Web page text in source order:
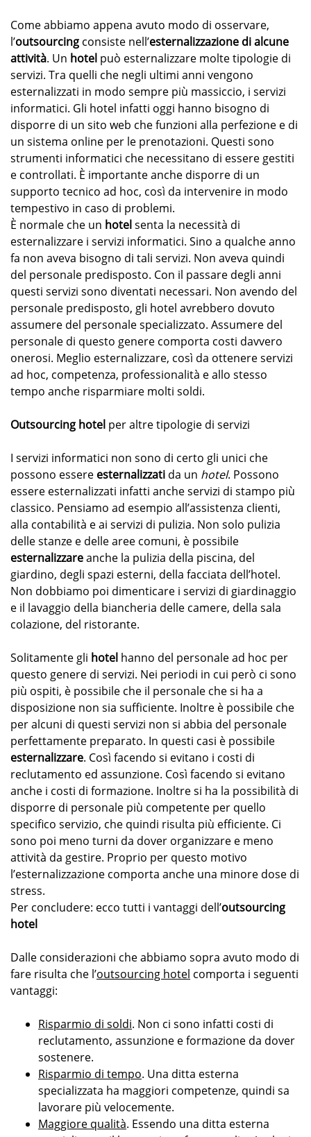
Come abbiamo appena avuto modo di osservare,
l’outsourcing consiste nell’esternalizzazione di alcune
attività. Un hotel può esternalizzare molte tipologie di
servizi. Tra quelli che negli ultimi anni vengono
esternalizzati in modo sempre più massiccio, i servizi
informatici. Gli hotel infatti oggi hanno bisogno di
disporre di un sito web che funzioni alla perfezione e di
un sistema online per le prenotazioni. Questi sono
strumenti informatici che necessitano di essere gestiti
e controllati. È importante anche disporre di un
supporto tecnico ad hoc, così da intervenire in modo
tempestivo in caso di problemi.
È normale che un hotelsenta la necessità di
esternalizzare i servizi informatici. Sino a qualche anno
fa non aveva bisogno di tali servizi. Non aveva quindi
del personale predisposto. Con il passare degli anni
questi servizi sono diventati necessari. Non avendo del
personale predisposto, gli hotel avrebbero dovuto
assumere del personale specializzato. Assumere del
personale di questo genere comporta costi davvero
onerosi. Meglio esternalizzare, così da ottenere servizi
ad hoc, competenza, professionalità e allo stesso
tempo anche risparmiare molti soldi.
Outsourcing hotel per altre tipologie di servizi
I servizi informatici non sono di certo gli unici che
possono essere esternalizzati da un hotel. Possono
essere esternalizzati infatti anche servizi di stampo più
classico. Pensiamo ad esempio all’assistenza clienti,
alla contabilità e ai servizi di pulizia. Non solo pulizia
delle stanze e delle aree comuni, è possibile
esternalizzareanche la pulizia della piscina, del
giardino, degli spazi esterni, della facciata dell’hotel.
Non dobbiamo poi dimenticare i servizi di giardinaggio
e il lavaggio della biancheria delle camere, della sala
colazione, del ristorante.
Solitamente gli hotel hanno del personale ad hoc per
questo genere di servizi. Nei periodi in cui però ci sono
più ospiti, è possibile che il personale che si ha a
disposizione non sia sufficiente. Inoltre è possibile che
per alcuni di questi servizi non si abbia del personale
perfettamente preparato. In questi casi è possibile
esternalizzare. Così facendo si evitano i costi di
reclutamento ed assunzione. Così facendo si evitano
anche i costi di formazione. Inoltre si ha la possibilità di
disporre di personale più competente per quello
specifico servizio, che quindi risulta più efficiente. Ci
sono poi meno turni da dover organizzare e meno
attività da gestire. Proprio per questo motivo
l’esternalizzazione comporta anche una minore dose di
stress.
Per concludere: ecco tutti i vantaggi dell’outsourcing
hotel
Dalle considerazioni che abbiamo sopra avuto modo di
fare risulta che l’outsourcing hotel comporta i seguenti
vantaggi:
Risparmio di soldi. Non ci sono infatti costi di
reclutamento, assunzione e formazione da dover
sostenere.
Risparmio di tempo. Una ditta esterna
specializzata ha maggiori competenze, quindi sa
lavorare più velocemente.
Maggiore qualità. Essendo una ditta esterna